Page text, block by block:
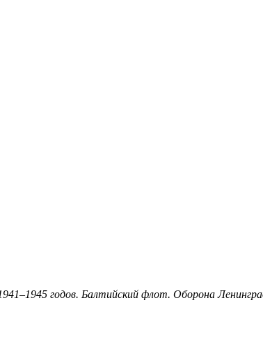
годов. Балтийский флот. Оборона